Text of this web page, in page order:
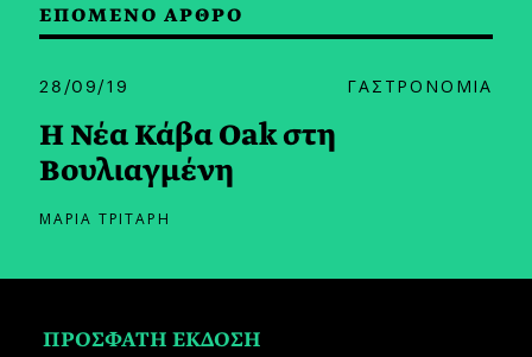
ΕΠΟΜΕΝΟ ΑΡΘΡΟ
28/09/19 ΓΑΣΤΡΟΝΟΜΙΑ
Η Νέα Κάβα Oak στη
Bουλιαγμένη
ΜΑΡΙΑ ΤΡΙΤΑΡΗ
ΠΡΟΣΦΑΤΗ ΕΚΔΟΣΗ